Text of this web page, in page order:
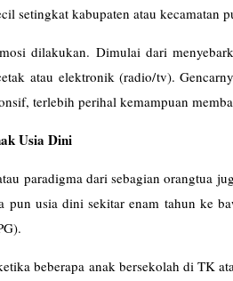
setingkat kabupaten atau kecamatan
dilakukan. Dimulai dari
atau elektronik (radio/tv).
terlebih perihal kemampuan
Usia Dini
paradigma dari sebagian orangtua
pun usia dini sekitar enam tahun ke
beberapa anak bersekolah di TK